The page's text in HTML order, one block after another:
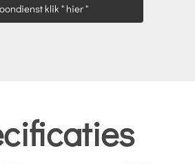
klik " hier "